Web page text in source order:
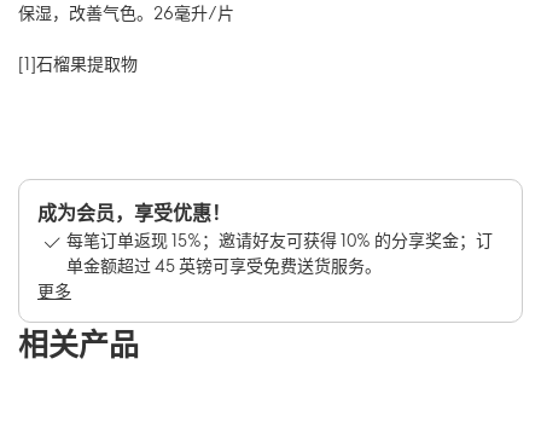
保湿，改善气色。26毫升/片
[1]石榴果提取物
成为会员，享受优惠！
每笔订单返现 15%；邀请好友可获得 10% 的分享奖金；订
单金额超过 45 英镑可享受免费送货服务。
更多
相关产品